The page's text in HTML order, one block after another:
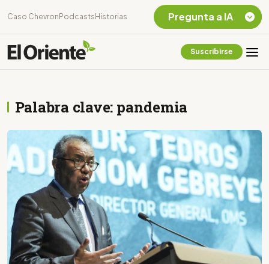
Caso Chevron Podcasts Historias
Suscribirse
Palabra clave: pandemia
Pregunta a IA
Listar destinos
Amazonia Ecuatoriana
¿En que consiste la
tasa minera que rige en
Ecuador?